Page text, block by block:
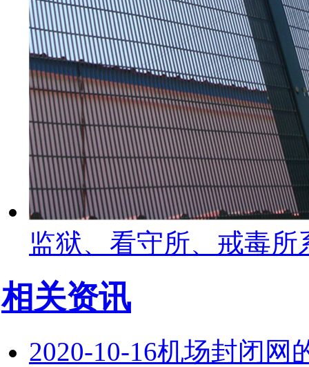
监狱、看守所、戒毒所
相关资讯
2020-10-16机场封闭网